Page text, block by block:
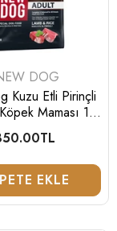
3,900.00TL
DOG
Kuzu Etli Pirinçli
Maması 15
Kg
Normal
EKLE